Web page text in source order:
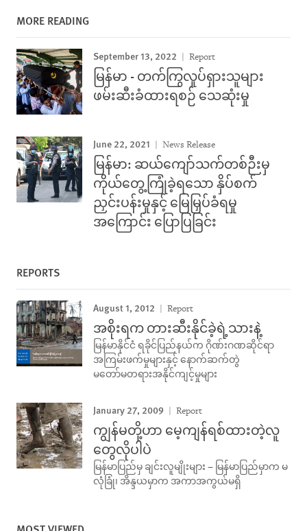
MORE READING
September 13, 2022 Report
မြန်မာ - တက်ကြွလှုပ်ရှားသူများ
ဖမ်းဆီးခံထားရစဉ် သေဆုံးမှု
June 22, 2021 News Release
မြန်မာ: ဆယ်ကျော်သက်တစ်ဉီးမှ
ကိုယ်တွေ့ကြုံခဲ့ရသော နှိပ်စက်
ညှင်းပန်းမှုနှင့် မြေမြှပ်ခံရမှု
အကြောင်း ပြောပြခြင်း
REPORTS
August 1, 2012 Report
အစိုးရက တားဆီးနိုင်ခဲ့ရဲ့သားနဲ့
မြန်မာနိုင်ငံ ရခိုင်ပြည်နယ်က ဂိုဏ်းဂဏဆိုင်ရာ
အကြမ်းဖက်မှုများနှင့် နောက်ဆက်တွဲ
မတော်မတရားအနိုင်ကျင့်မှုများ
January 27, 2009 Report
ကျွန်မတို့ဟာ မေ့ကျန်ရစ်ထားတဲ့လူ
တွေလိုပါပဲ
မြန်မာပြည်မှ ချင်းလူမျိုးများ – မြန်မာပြည်မှာက မ
လုံခြုံ၊ အိန္ဒယမှာက အကာအကွယ်မရှိ